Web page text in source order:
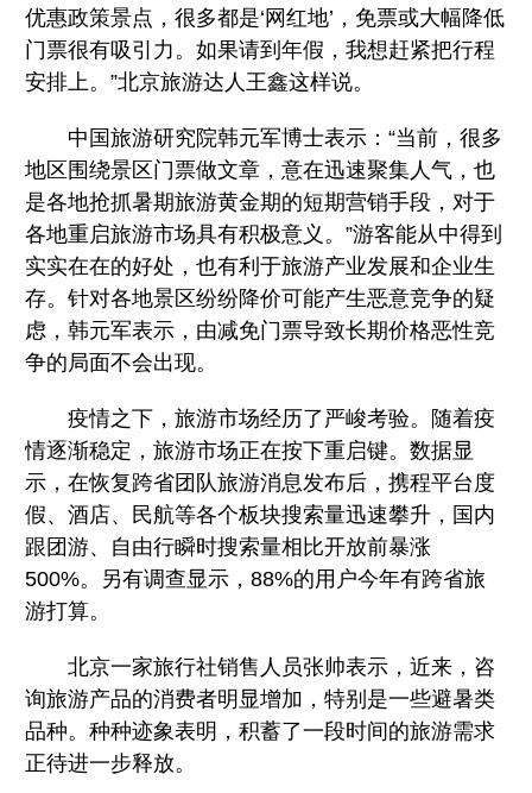
优惠政策景点，很多都是‘网红地’，免票或大幅降低
门票很有吸引力。如果请到年假，我想赶紧把行程
安排上。”北京旅游达人王鑫这样说。
中国旅游研究院韩元军博士表示：“当前，很多
地区围绕景区门票做文章，意在迅速聚集人气，也
是各地抢抓暑期旅游黄金期的短期营销手段，对于
各地重启旅游市场具有积极意义。”游客能从中得到
实实在在的好处，也有利于旅游产业发展和企业生
存。针对各地景区纷纷降价可能产生恶意竞争的疑
虑，韩元军表示，由减免门票导致长期价格恶性竞
争的局面不会出现。
疫情之下，旅游市场经历了严峻考验。随着疫
情逐渐稳定，旅游市场正在按下重启键。数据显
示，在恢复跨省团队旅游消息发布后，携程平台度
假、酒店、民航等各个板块搜索量迅速攀升，国内
跟团游、自由行瞬时搜索量相比开放前暴涨
500%。另有调查显示，88%的用户今年有跨省旅
游打算。
北京一家旅行社销售人员张帅表示，近来，咨
询旅游产品的消费者明显增加，特别是一些避暑类
品种。种种迹象表明，积蓄了一段时间的旅游需求
正待进一步释放。